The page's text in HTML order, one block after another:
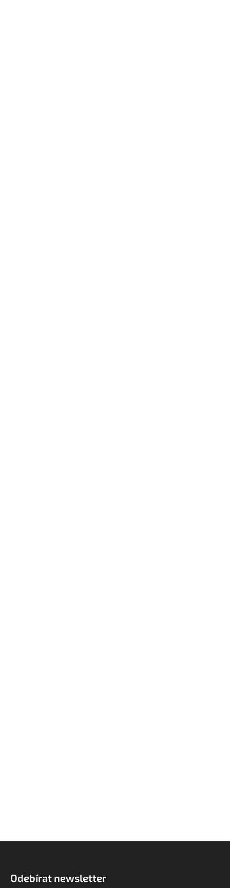
Odebírat newsletter